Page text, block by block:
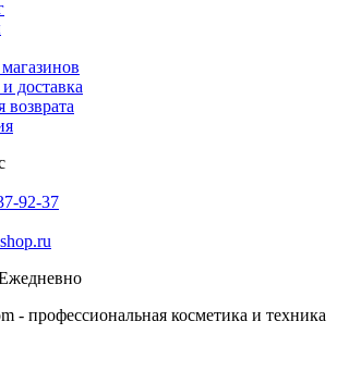
доставка
возврата
92-37
- профессиональная косметика и техника